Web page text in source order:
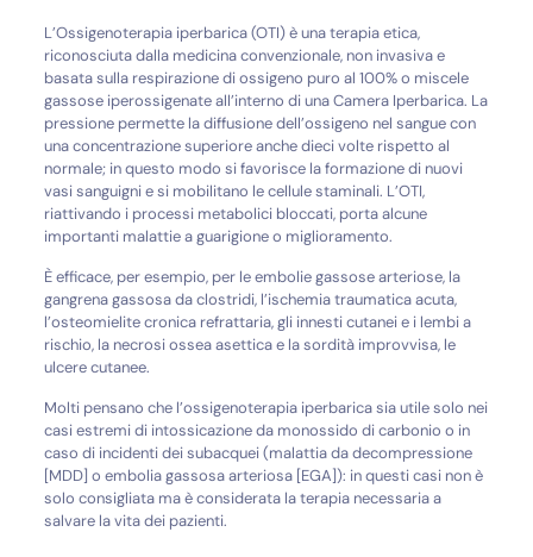
L’Ossigenoterapia iperbarica (OTI) è una terapia etica,
riconosciuta dalla medicina convenzionale, non invasiva e
basata sulla respirazione di ossigeno puro al 100% o miscele
gassose iperossigenate all’interno di una Camera Iperbarica. La
pressione permette la diffusione dell’ossigeno nel sangue con
una concentrazione superiore anche dieci volte rispetto al
normale; in questo modo si favorisce la formazione di nuovi
vasi sanguigni e si mobilitano le cellule staminali. L’OTI,
riattivando i processi metabolici bloccati, porta alcune
importanti malattie a guarigione o miglioramento.
È efficace, per esempio, per le embolie gassose arteriose, la
gangrena gassosa da clostridi, l’ischemia traumatica acuta,
l’osteomielite cronica refrattaria, gli innesti cutanei e i lembi a
rischio, la necrosi ossea asettica e la sordità improvvisa, le
ulcere cutanee.
Molti pensano che l’ossigenoterapia iperbarica sia utile solo nei
casi estremi di intossicazione da monossido di carbonio o in
caso di incidenti dei subacquei (malattia da decompressione
[MDD] o embolia gassosa arteriosa [EGA]): in questi casi non è
solo consigliata ma è considerata la terapia necessaria a
salvare la vita dei pazienti.